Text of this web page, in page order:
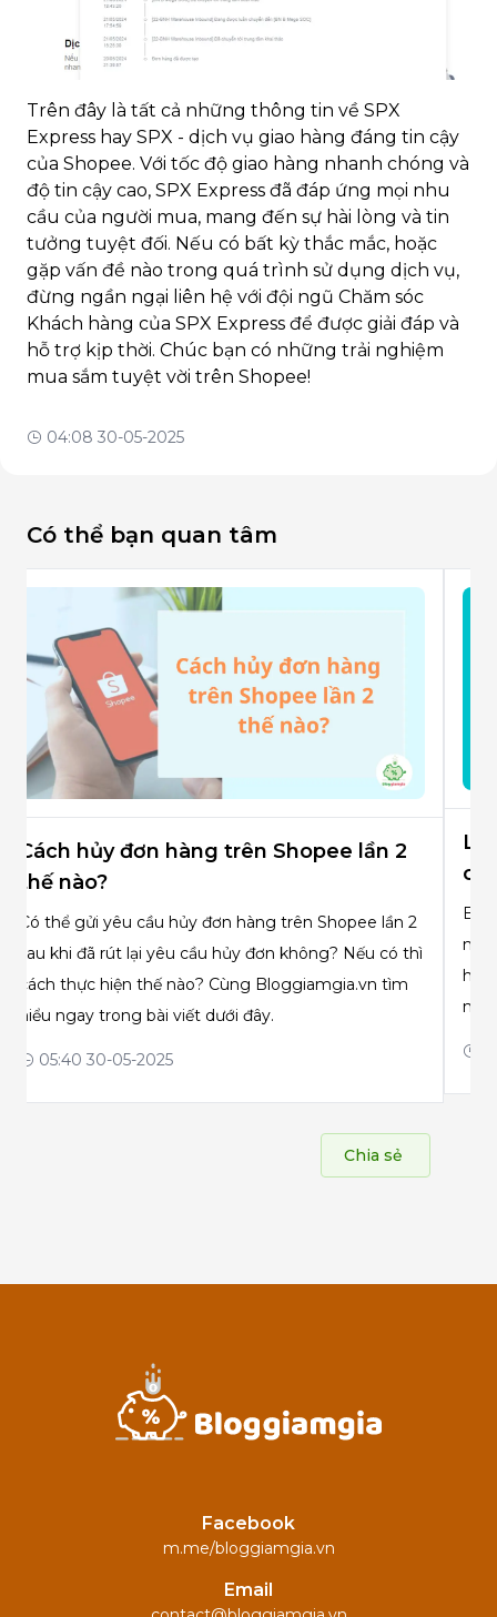
Trên đây là tất cả những thông tin về SPX
Express hay SPX - dịch vụ giao hàng đáng tin cậy
của Shopee. Với tốc độ giao hàng nhanh chóng và
độ tin cậy cao, SPX Express đã đáp ứng mọi nhu
cầu của người mua, mang đến sự hài lòng và tin
tưởng tuyệt đối. Nếu có bất kỳ thắc mắc, hoặc
gặp vấn đề nào trong quá trình sử dụng dịch vụ,
đừng ngần ngại liên hệ với đội ngũ Chăm sóc
Khách hàng của SPX Express để được giải đáp và
hỗ trợ kịp thời. Chúc bạn có những trải nghiệm
mua sắm tuyệt vời trên Shopee!
04:08 30-05-2025
Có thể bạn quan tâm
Làm sao để hủy đơn hàng Shopee khi
chờ lấy hàng, đang giao?
Bạn có thể hủy đơn hàng Shopee bất kỳ lúc nào. Tốt
nhất nên hủy đơn khi chưa đóng gói để không ảnh
hưởng tới nhà bán hàng. Còn cách hủy đơn như thế
nào thì chi tiết trong bài này nhé.
05:37 30-05-2025
Chia sẻ
ra
trên
qua
Facebook
m.me/bloggiamgia.vn
Email